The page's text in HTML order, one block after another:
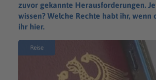
zuvor gekannte Herausforderungen.
wissen? Welche Rechte habt ihr,
ihr hier.
Reise